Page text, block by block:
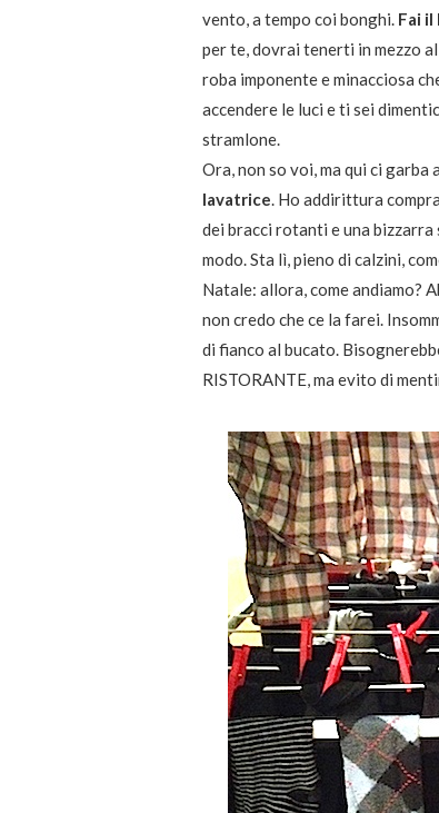
vento, a tempo coi bonghi. Fai
per te, dovrai tenerti in mezzo
roba imponente e minacciosa
accendere le luci e ti sei
stramlone.
Ora, non so voi, ma qui ci
lavatrice. Ho addirittura
dei bracci rotanti e una
modo. Sta lì, pieno di calzini,
Natale: allora, come andiamo?
non credo che ce la farei.
di fianco al bucato.
RISTORANTE, ma evito di